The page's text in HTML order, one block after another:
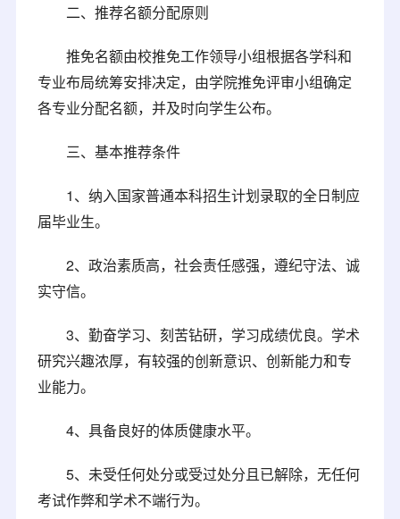
二、推荐名额分配原则
推免名额由校推免工作领导小组根据各学科和
专业布局统筹安排决定，由学院推免评审小组确定
各专业分配名额，并及时向学生公布。
三、基本推荐条件
1、纳入国家普通本科招生计划录取的全日制应
届毕业生。
2、政治素质高，社会责任感强，遵纪守法、诚
实守信。
3、勤奋学习、刻苦钻研，学习成绩优良。学术
研究兴趣浓厚，有较强的创新意识、创新能力和专
业能力。
4、具备良好的体质健康水平。
5、未受任何处分或受过处分且已解除，无任何
考试作弊和学术不端行为。